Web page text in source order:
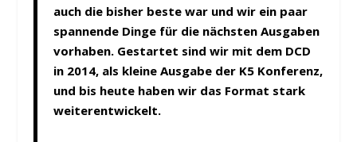
auch die bisher beste war und wir ein paar
spannende Dinge für die nächsten Ausgaben
vorhaben. Gestartet sind wir mit dem DCD
in 2014, als kleine Ausgabe der K5 Konferenz,
und bis heute haben wir das Format stark
weiterentwickelt.